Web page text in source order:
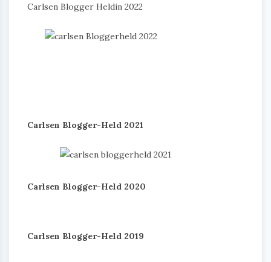
Carlsen Blogger Heldin 2022
Carlsen Blogger-Held 2021
Carlsen Blogger-Held 2020
Carlsen Blogger-Held 2019